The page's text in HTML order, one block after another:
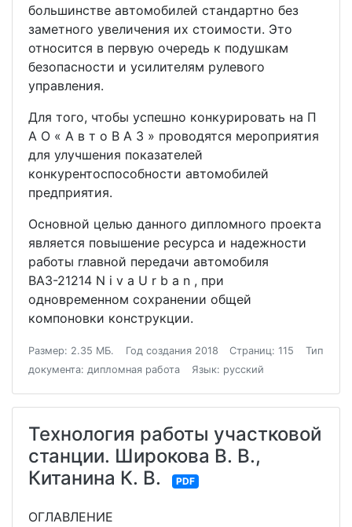
большинстве автомобилей стандартно без
заметного увеличения их стоимости. Это
относится в первую очередь к подушкам
безопасности и усилителям рулевого
управления.
Для того, чтобы успешно конкурировать на П
А О « А в т о В А З » проводятся мероприятия
для улучшения показателей
конкурентоспособности автомобилей
предприятия.
Основной целью данного дипломного проекта
является повышение ресурса и надежности
работы главной передачи автомобиля
ВАЗ-21214 N i v a U r b a n , при
одновременном сохранении общей
компоновки конструкции.
Размер: 2.35 МБ. Год создания 2018 Страниц: 115
Тип
документа: дипломная работа
Язык: русский
Технология работы участковой
станции. Широкова В. В.,
Китанина К. В.
PDF
ОГЛАВЛЕНИЕ